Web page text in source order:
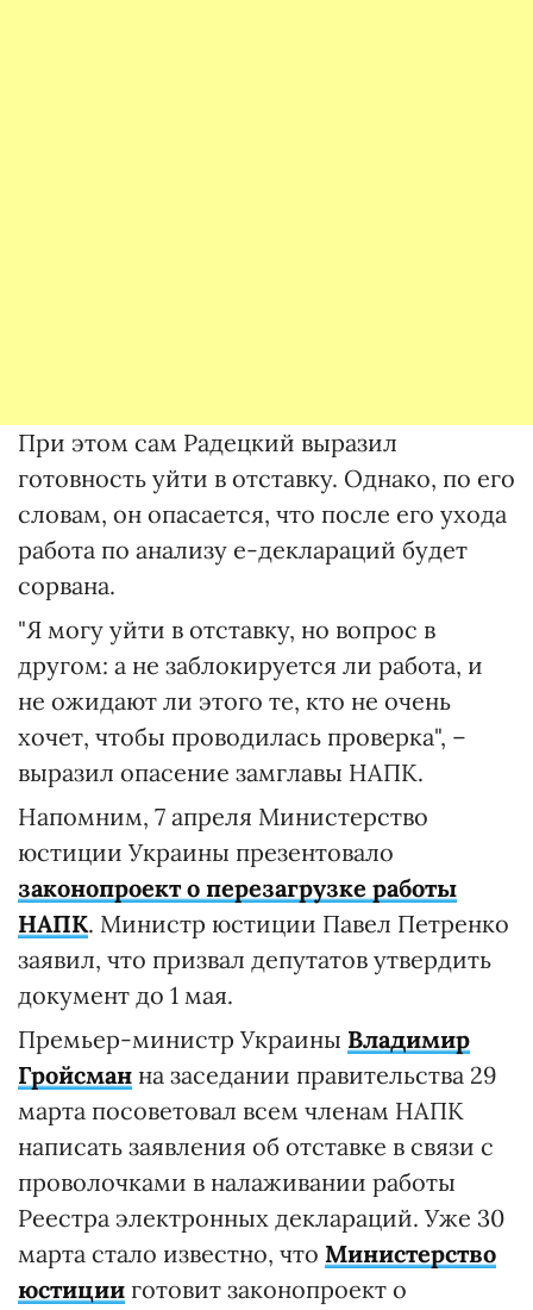
При этом сам Радецкий выразил
готовность уйти в отставку. Однако, по его
словам, он опасается, что после его ухода
работа по анализу е-деклараций будет
сорвана.
"Я могу уйти в отставку, но вопрос в
другом: а не заблокируется ли работа, и
не ожидают ли этого те, кто не очень
хочет, чтобы проводилась проверка", –
выразил опасение замглавы НАПК.
Напомним, 7 апреля Министерство
юстиции Украины презентовало
законопроект о перезагрузке работы
НАПК. Министр юстиции Павел Петренко
заявил, что призвал депутатов утвердить
документ до 1 мая.
Премьер-министр Украины Владимир
Гройсман на заседании правительства 29
марта посоветовал всем членам НАПК
написать заявления об отставке в связи с
проволочками в налаживании работы
Реестра электронных деклараций. Уже 30
марта стало известно, что Министерство
юстиции готовит законопроект о